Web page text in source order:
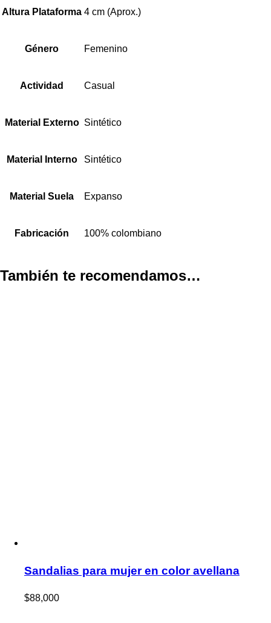
Altura Plataforma 4 cm (Aprox.)
Género Femenino
Actividad Casual
Material Externo Sintético
Material Interno Sintético
Material Suela Expanso
Fabricación 100% colombiano
También te recomendamos…
Sandalias para mujer en color avellana
$88,000